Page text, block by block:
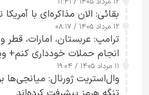
بقائی: الان مذاکره‌ای با آمریکا
۱۲ مرداد ۱۴۰۵ / ۰۸:۱۷
ترامپ: عربستان، امارات، قطر
انجام حملات خودداری کنم+
۱۱ مرداد ۱۴۰۵ / ۱۹:۰۴
وال‌استریت ژورنال: میانجی‌ها